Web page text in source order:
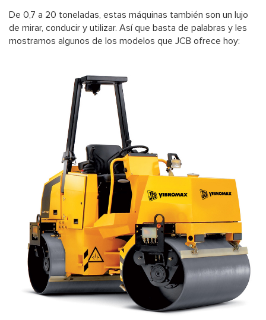
De 0,7 a 20 toneladas, estas máquinas también son un lujo
de mirar, conducir y utilizar. Así que basta de palabras y les
mostramos algunos de los modelos que JCB ofrece hoy: